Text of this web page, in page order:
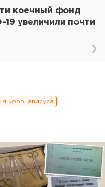
коечный фонд
19 увеличили почти
коронавируса